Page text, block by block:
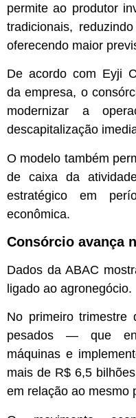
permite ao produtor
tradicionais,
oferecendo maior
De acordo com Eyji
da empresa, o
modernizar a
descapitalização
O modelo também
de caixa da
estratégico em
econômica.
Consórcio avança
Dados da ABAC
ligado ao agronegócio.
No primeiro
pesados — que
máquinas e
mais de R$ 6,5
em relação ao mesmo